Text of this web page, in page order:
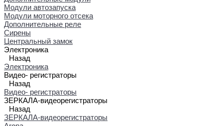
Модули автозапуска
Модули моторного отсека
Дополнительные реле
Сирены
Центральный замок
Электроника
Назад
Электроника
Видео- регистраторы
Назад
Видео- регистраторы
ЗЕРКАЛА-видеорегистраторы
Назад
ЗЕРКАЛА-видеорегистраторы